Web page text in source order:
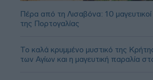
Πέρα από τη Λισαβόνα: 10
της Πορτογαλίας
Το καλά κρυμμένο μυστικό της
των Αγίων και η μαγευτική παραλία